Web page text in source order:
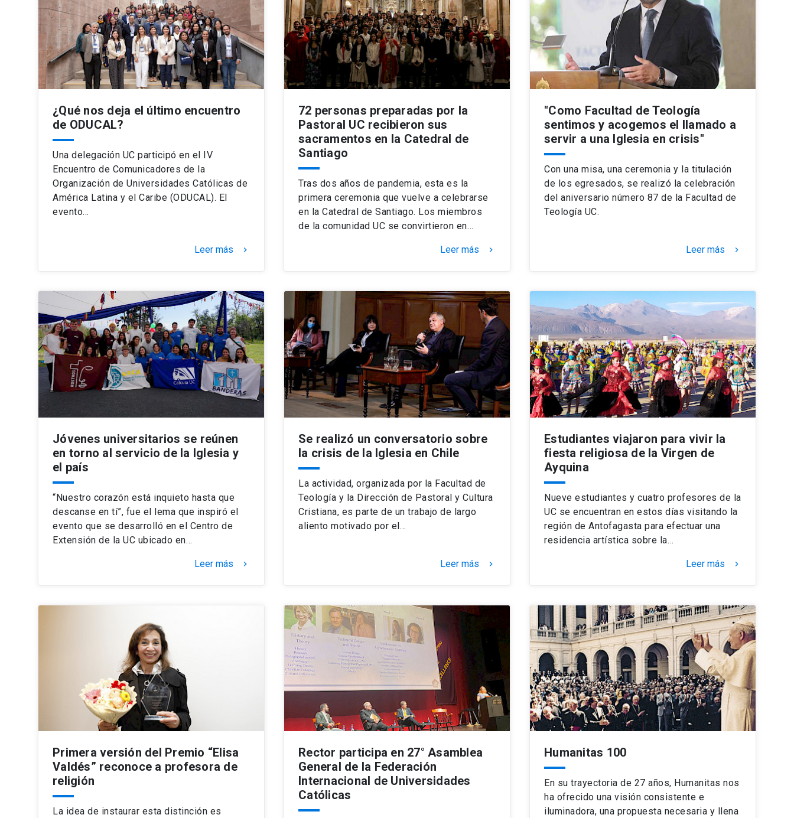
¿Qué nos deja el último encuentro
de ODUCAL?
Una delegación UC participó en el IV
Encuentro de Comunicadores de la
Organización de Universidades Católicas de
América Latina y el Caribe (ODUCAL). El
evento…
Leer más keyboard_arrow_right
72 personas preparadas por la
Pastoral UC recibieron sus
sacramentos en la Catedral de
Santiago
Tras dos años de pandemia, esta es la
primera ceremonia que vuelve a celebrarse
en la Catedral de Santiago. Los miembros
de la comunidad UC se convirtieron en…
Leer más keyboard_arrow_right
"Como Facultad de Teología
sentimos y acogemos el llamado a
servir a una Iglesia en crisis"
Con una misa, una ceremonia y la titulación
de los egresados, se realizó la celebración
del aniversario número 87 de la Facultad de
Teología UC.
Leer más keyboard_arrow_right
Jóvenes universitarios se reúnen
en torno al servicio de la Iglesia y
el país
“Nuestro corazón está inquieto hasta que
descanse en tí”, fue el lema que inspiró el
evento que se desarrolló en el Centro de
Extensión de la UC ubicado en…
Leer más keyboard_arrow_right
Se realizó un conversatorio sobre
la crisis de la Iglesia en Chile
La actividad, organizada por la Facultad de
Teología y la Dirección de Pastoral y Cultura
Cristiana, es parte de un trabajo de largo
aliento motivado por el…
Leer más keyboard_arrow_right
Estudiantes viajaron para vivir la
fiesta religiosa de la Virgen de
Ayquina
Nueve estudiantes y cuatro profesores de la
UC se encuentran en estos días visitando la
región de Antofagasta para efectuar una
residencia artística sobre la…
Leer más keyboard_arrow_right
Primera versión del Premio “Elisa
Valdés” reconoce a profesora de
religión
La idea de instaurar esta distinción es
Rector participa en 27° Asamblea
General de la Federación
Internacional de Universidades
Católicas
Humanitas 100
En su trayectoria de 27 años, Humanitas nos
ha ofrecido una visión consistente e
iluminadora, una propuesta necesaria y llena